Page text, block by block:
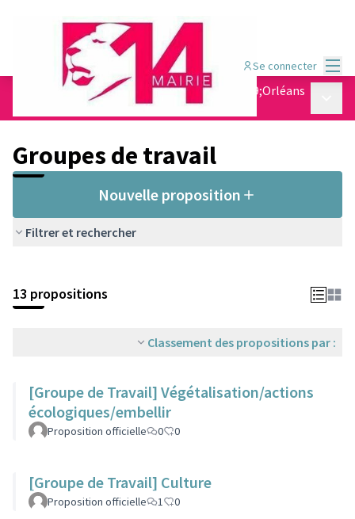
Se connecter
Conseil de quartier Jean Moulin - Porte d&#39;Orléans
Groupes de travail
Groupes de travail
Nouvelle proposition
Filtrer et rechercher
13 propositions
Classement des propositions par :
[Groupe de Travail] Végétalisation/actions
écologiques/embellir
Proposition officielle 0 0
[Groupe de Travail] Culture
Proposition officielle 1 0